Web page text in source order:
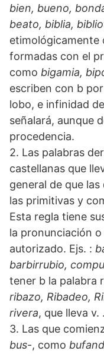
bien, bueno,
beato, biblia,
etimológicamente
formadas con el
como bigamia,
escriben con b
lobo, e infinidad
señalará, aunque
procedencia.
2. Las palabras
castellanas que
general de que
las primitivas y
Esta regla tiene
la pronunciación
autorizado. Ejs. :
barbirrubio,
tener b la palabra
ribazo, Ribadeo,
rivera, que lleva v. .
3. Las que
bus-, como